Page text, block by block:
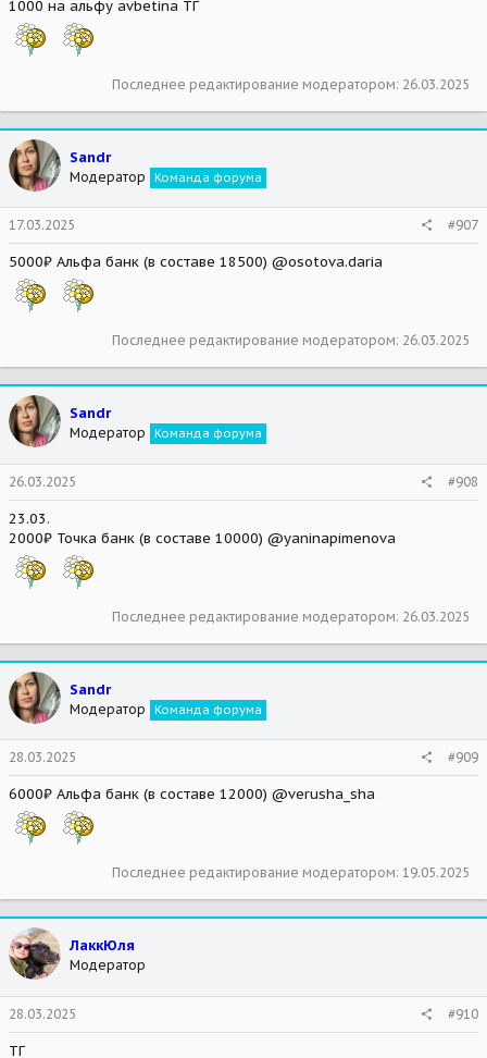
1000 на альфу avbetina ТГ
Последнее редактирование модератором: 26.03.2025
Sandr
Модератор Команда форума
17.03.2025 #907
5000₽ Альфа банк (в составе 18500) @osotova.daria
Последнее редактирование модератором: 26.03.2025
Sandr
Модератор Команда форума
26.03.2025 #908
23.03.
2000₽ Точка банк (в составе 10000) @yaninapimenova
Последнее редактирование модератором: 26.03.2025
Sandr
Модератор Команда форума
28.03.2025 #909
6000₽ Альфа банк (в составе 12000) @verusha_sha
Последнее редактирование модератором: 19.05.2025
ЛаккЮля
Модератор
28.03.2025 #910
ТГ